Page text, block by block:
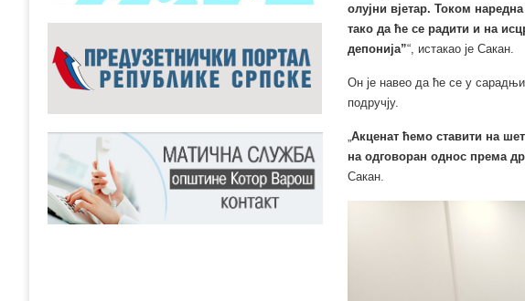
олујни вјетар. Током
тако да ће се радити и на
депонија”“, истакао је Сакан.
Он је навео да ће се у
подручју.
Акценат ћемо ставити на
на одговоран однос према
Сакан.